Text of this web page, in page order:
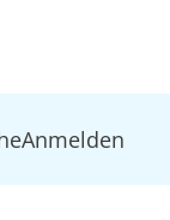
Anmelden